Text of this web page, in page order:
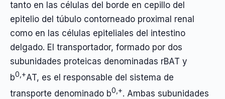
tanto en las células del borde en cepillo del
epitelio del túbulo contorneado proximal renal
como en las células epiteliales del intestino
delgado. El transportador, formado por dos
subunidades proteicas denominadas rBAT y
b0,+AT, es el responsable del sistema de
transporte denominado b0,+. Ambas subunidades